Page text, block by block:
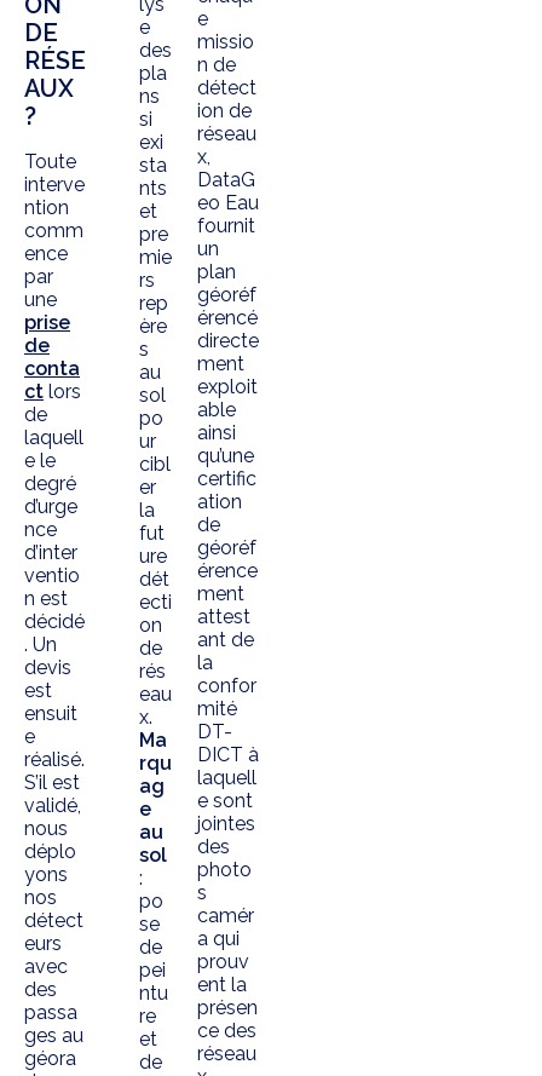
DE
RÉSE
AUX
?
Toute
interve
ntion
comm
ence
par
une
prise
de
conta
ct lors
de
laquell
e le
degré
d’urge
nce
d’inter
ventio
n est
décidé
. Un
devis
est
ensuit
e
réalisé.
S’il est
validé,
nous
déplo
yons
nos
détect
eurs
avec
des
passa
ges au
géora
e
des
pla
ns
si
exi
sta
nts
et
pre
mie
rs
rep
ère
s
au
sol
po
ur
cibl
er
la
fut
ure
dét
ecti
on
de
rés
eau
x.
Ma
rqu
ag
e
au
sol
:
po
se
de
pei
ntu
re
et
de
e
missio
n de
détect
ion de
réseau
x,
DataG
eo Eau
fournit
un
plan
géoréf
érencé
directe
ment
exploit
able
ainsi
qu’une
certific
ation
de
géoréf
érence
ment
attest
ant de
la
confor
mité
DT-
DICT à
laquell
e sont
jointes
des
photo
s
camér
a qui
prouv
ent la
présen
ce des
réseau